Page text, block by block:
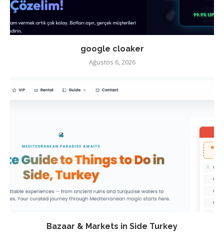
google cloaker
Ağustos 6, 2026
Bazaar & Markets in Side Turkey